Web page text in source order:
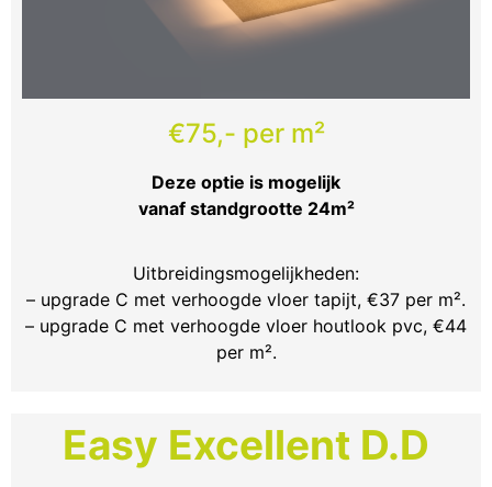
€75,- per m²
Deze optie is mogelijk
vanaf standgrootte 24m²
Uitbreidingsmogelijkheden:
– upgrade C met verhoogde vloer tapijt, €37 per m².
– upgrade C met verhoogde vloer houtlook pvc, €44
per m².
Easy Excellent D.D